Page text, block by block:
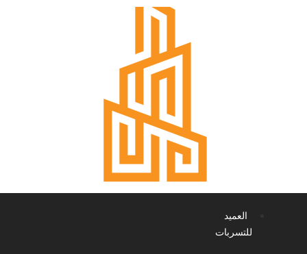
العميد
للتسربات